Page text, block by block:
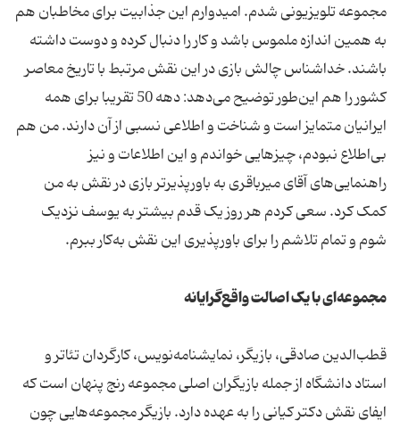
مجموعه تلویزیونی شدم. امیدوارم این جذابیت برای مخاطبان هم
به همین اندازه ملموس باشد و کار را دنبال کرده و دوست داشته
باشند. خداشناس چالش بازی در این نقش مرتبط با تاریخ معاصر
کشور را هم این‌طور توضیح می‌دهد: دهه 50 تقریبا برای همه
ایرانیان متمایز است و شناخت و اطلاعی نسبی از آن دارند. من هم
بی‌اطلاع نبودم، چیزهایی خواندم و این اطلاعات و نیز
راهنمایی‌های آقای میرباقری به باورپذیرتر بازی در نقش به من
کمک کرد. سعی کردم هر روز یک قدم بیشتر به یوسف نزدیک
شوم و تمام تلاشم را برای باورپذیری این نقش به‌کار ببرم.
مجموعه‌ای با یک اصالت واقع‌گرایانه
قطب‌الدین صادقی، بازیگر، نمایشنامه‌نویس، کارگردان تئاتر و
استاد دانشگاه از جمله بازیگران اصلی مجموعه رنج پنهان است که
ایفای نقش دکتر کیانی را به عهده دارد. بازیگر مجموعه‌هایی چون